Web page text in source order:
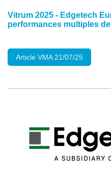
Vitrum 2025 - Edgetech
performances multiples
Article VMA 21/07/25